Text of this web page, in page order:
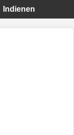
Indienen